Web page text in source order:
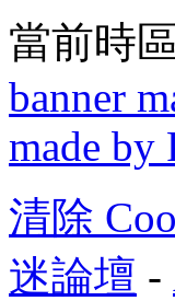
當前時
banner
made by
清除
迷論壇 -